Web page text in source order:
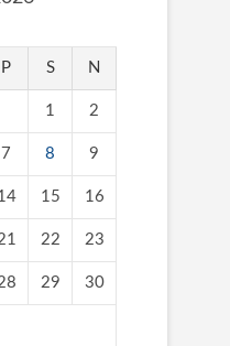
P S N
1 2
7 8 9
15 16
22 23
29 30